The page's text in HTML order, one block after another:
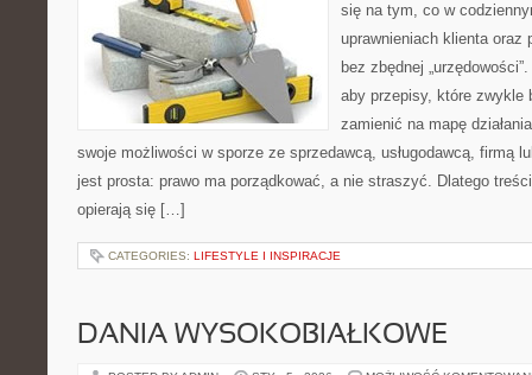
się na tym, co w
uprawnieniach klienta oraz
bez zbędnej
aby przepisy, które zwykle
zamienić na mapę
swoje możliwości w sporze ze sprzedawcą, usługodawcą, firmą
jest prosta: prawo ma porządkować, a nie straszyć. Dlatego
opierają się […]
CATEGORIES: LIFESTYLE I INSPIRACJE
DANIA WYSOKOBIAŁKOWE